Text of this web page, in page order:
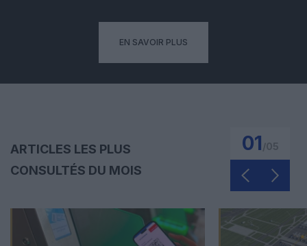
EN SAVOIR PLUS
ARTICLES LES PLUS
CONSULTÉS DU MOIS
01